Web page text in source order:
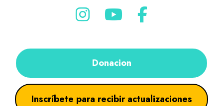
Donacion
Inscríbete para recibir actualizaciones